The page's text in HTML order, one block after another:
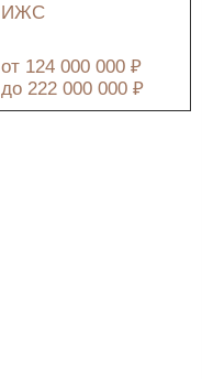
ИЖС
от 124 000 000 ₽
до 222 000 000 ₽